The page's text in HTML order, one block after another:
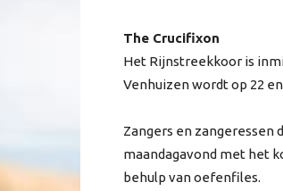
The Crucifixon
Het Rijnstreekkoor is
Venhuizen wordt op 22
Zangers en zangeressen
maandagavond met het
behulp van oefenfiles.